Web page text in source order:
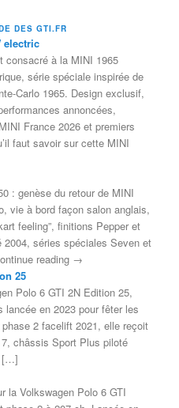
DES GTI.FR
electric
consacré à la MINI 1965
série spéciale inspirée de
Carlo 1965. Design exclusif,
annoncées,
France 2026 et premiers
faut savoir sur cette MINI
: genèse du retour de MINI
vie à bord façon salon anglais,
feeling”, finitions Pepper et
séries spéciales Seven et
reading →
25
Polo 6 GTI 2N Edition 25,
en 2023 pour fêter les
2 facelift 2021, elle reçoit
châssis Sport Plus piloté
[…]
la Volkswagen Polo 6 GTI